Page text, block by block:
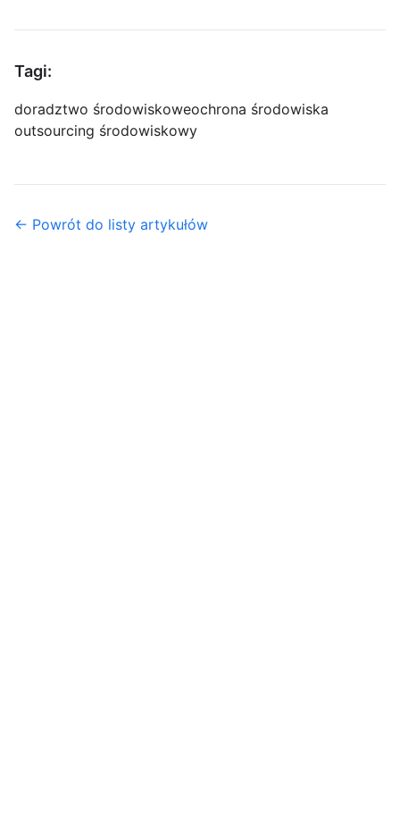
Tagi:
doradztwo środowiskoweochrona środowiska
outsourcing środowiskowy
← Powrót do listy artykułów